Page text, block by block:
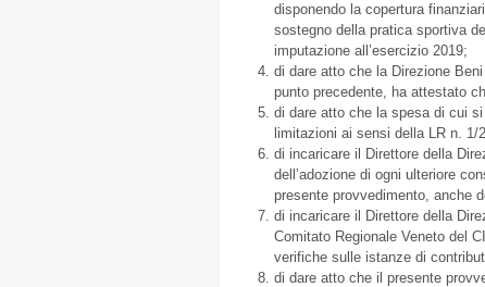
disponendo la copertura
sostegno della pratica sportiva
imputazione all’esercizio 2019;
di dare atto che la Direzione
punto precedente, ha attestato
di dare atto che la spesa di cui
limitazioni ai sensi della LR n. 1/
di incaricare il Direttore della
dell’adozione di ogni ulteriore
presente provvedimento, anche
di incaricare il Direttore della
Comitato Regionale Veneto del
verifiche sulle istanze di
di dare atto che il presente